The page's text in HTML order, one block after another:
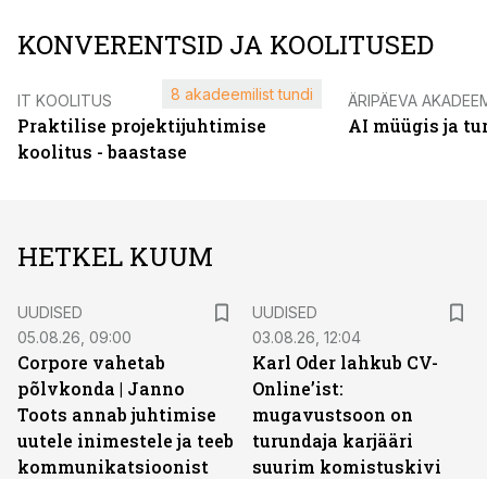
KONVERENTSID JA KOOLITUSED
IT KOOLITUS
Praktilise projektijuhtimise
koolitus - baastase
8 akadeemilist tundi ÄRIPÄEVA
AI müügis ja
HETKEL KUUM
UUDISED
05.08.26, 09:00
Corpore vahetab
põlvkonda | Janno
Toots annab juhtimise
uutele inimestele ja teeb
kommunikatsioonist
UUDISED
03.08.26, 12:04
Karl Oder lahkub CV-
Online’ist:
mugavustsoon on
turundaja karjääri
suurim komistuskivi